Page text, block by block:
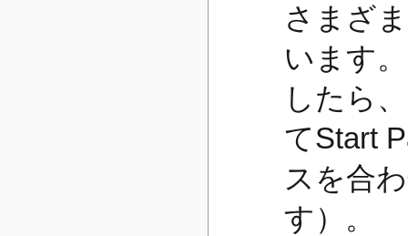
さまざ
います
したら
てStart
スを合
す）。